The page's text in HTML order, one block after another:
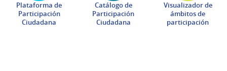
Plataforma de
Participación
Ciudadana
Catálogo de
Participación
Ciudadana
Visualizador de
ámbitos de
participación